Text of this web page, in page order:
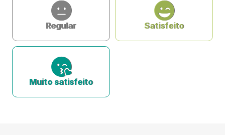
Regular Satisfeito
Muito satisfeito